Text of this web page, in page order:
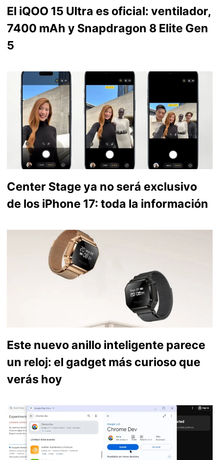
El iQOO 15 Ultra es oficial: ventilador,
7400 mAh y Snapdragon 8 Elite Gen
5
Center Stage ya no será exclusivo
de los iPhone 17: toda la información
Este nuevo anillo inteligente parece
un reloj: el gadget más curioso que
verás hoy